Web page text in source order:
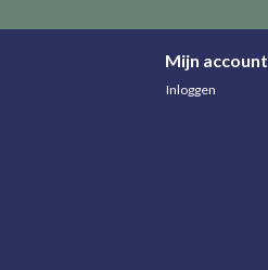
Mijn account
Inloggen